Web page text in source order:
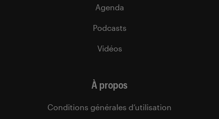
Agenda
Podcasts
Vidéos
À propos
Conditions générales d’utilisation